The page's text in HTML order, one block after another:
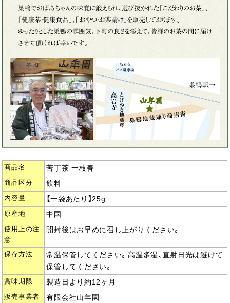
商品名 苦丁茶 一枝春
商品区分 飲料
内容量 【一袋あたり】25g
原産地 中国
使用上の注
意
開封後はお早めに召し上がりください。
保存方法
常温保管してください。高温多湿、直射日光は避けて
保管してください。
賞味期限 製造日より約12ヶ月
販売事業者
有限会社山年園